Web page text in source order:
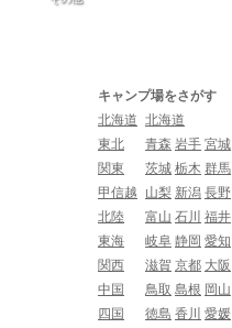
キャンプ場をさがす
北海道 北海道
東北
青森 岩手 宮城
関東
茨城 栃木 群馬
甲信越
山梨 新潟 長野
北陸
富山 石川 福井
東海
岐阜 静岡 愛知
関西
滋賀 京都 大阪
中国
鳥取 島根 岡山
四国
徳島 香川 愛媛